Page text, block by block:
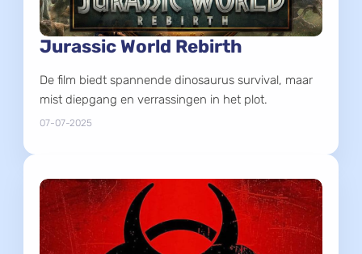
Jurassic World Rebirth
De film biedt spannende dinosaurus survival, maar
mist diepgang en verrassingen in het plot.
07-07-2025